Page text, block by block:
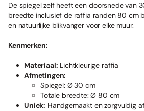
De spiegel zelf heeft een doorsnede van
breedte inclusief de raffia randen 80 cm
en natuurlijke blikvanger voor elke muur.
Kenmerken:
Materiaal: Lichtkleurige raffia
Afmetingen:
Spiegel: Ø 30 cm
Totale breedte: Ø 80 cm
Uniek: Handgemaakt en zorgvuldig